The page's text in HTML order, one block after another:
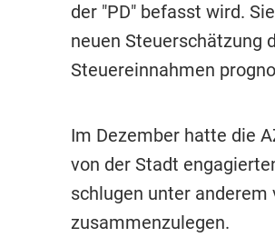
der "PD" befasst wird.
neuen Steuerschätzung
Steuereinnahmen
Im Dezember hatte die
von der Stadt
schlugen unter
zusammenzulegen.